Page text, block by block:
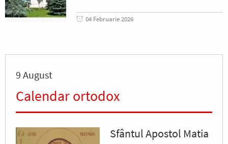
04 Februarie 2026
9 August
Calendar ortodox
Sfântul Apostol Matia